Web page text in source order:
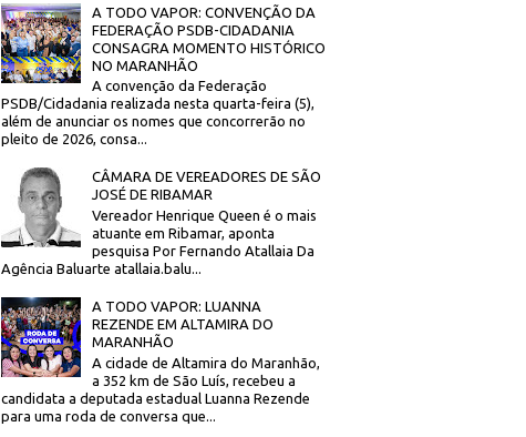
A TODO VAPOR: CONVENÇÃO DA
FEDERAÇÃO PSDB-CIDADANIA
CONSAGRA MOMENTO HISTÓRICO
NO MARANHÃO
A convenção da Federação
PSDB/Cidadania realizada nesta quarta-feira (5),
além de anunciar os nomes que concorrerão no
pleito de 2026, consa...
CÂMARA DE VEREADORES DE SÃO
JOSÉ DE RIBAMAR
Vereador Henrique Queen é o mais
atuante em Ribamar, aponta
pesquisa Por Fernando Atallaia Da
Agência Baluarte atallaia.balu...
A TODO VAPOR: LUANNA
REZENDE EM ALTAMIRA DO
MARANHÃO
A cidade de Altamira do Maranhão,
a 352 km de São Luís, recebeu a
candidata a deputada estadual Luanna Rezende
para uma roda de conversa que...